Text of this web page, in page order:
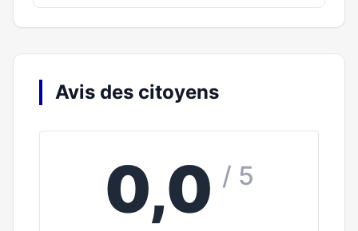
Avis des citoyens
0,0 / 5